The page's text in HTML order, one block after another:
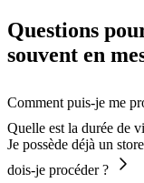
Questions
souvent en
Comment puis-je me
Quelle est la durée de
Je possède déjà un
dois-je procéder ?